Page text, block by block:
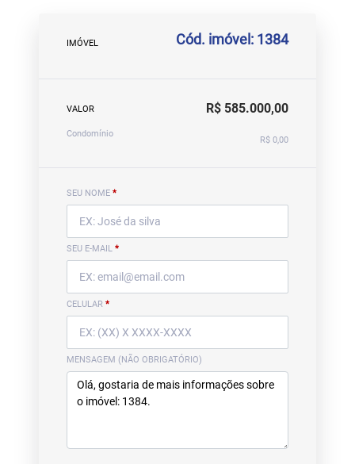
IMÓVEL Cód. imóvel: 1384
VALOR R$ 585.000,00
Condomínio
R$ 0,00
SEU NOME *
SEU E-MAIL *
CELULAR *
MENSAGEM (NÃO OBRIGATÓRIO)